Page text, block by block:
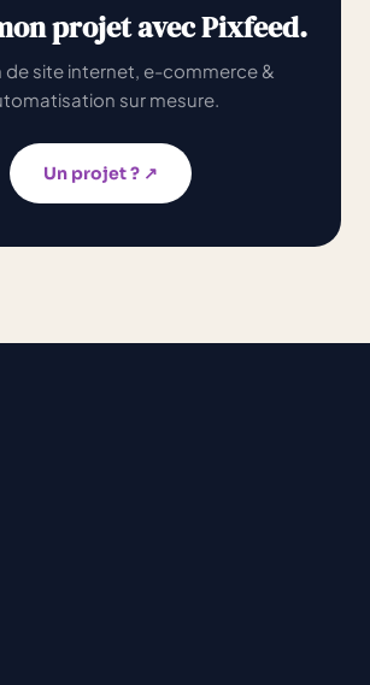
projet avec Pixfeed.
de site internet, e-commerce &
sur mesure.
Un projet ? ↗︎